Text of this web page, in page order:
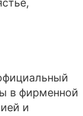
в фирменной
и